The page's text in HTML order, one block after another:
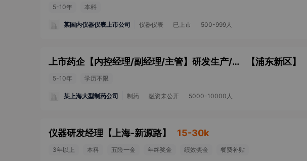
5-10年 本科
某国内仪器仪表上市公司 仪器仪表 已上市 500-999人
上市药企【内控经理/副经理/主管】研发生产/商业/工程/IT等方向 【浦东新区】
5-10年 学历不限
某上海大型制药公司 制药 融资未公开 5000-10000人
仪器研发经理 【 上海-新源路】 15-30k
3年以上 本科 五险一金 年终奖金 绩效奖金 餐费补贴